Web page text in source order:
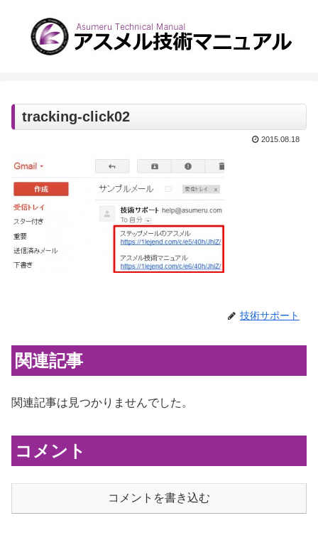
tracking-click02
2015.08.18
技術サポート
関連記事
関連記事は見つかりませんでした。
コメント
コメントを書き込む